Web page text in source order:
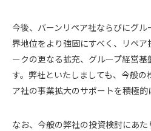
今後、バーンリペア社ならびにグ
界地位をより強固にすべく、リペ
ークの更なる拡充、グループ経営
す。弊社といたしましても、今般
ア社の事業拡大のサポートを積極的
なお、今般の弊社の投資検討にあ